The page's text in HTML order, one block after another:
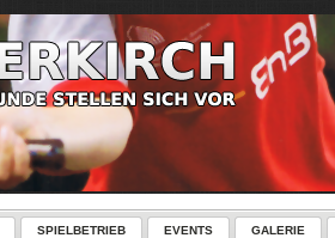
SPIELBETRIEB EVENTS GALERIE